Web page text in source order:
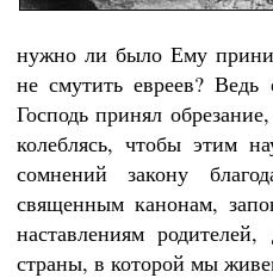
нужно ли было Ему
не смутить евреев?
Господь принял
колеблясь, чтобы этим
сомнений закону
священным канонам,
наставлениям
страны, в которой мы